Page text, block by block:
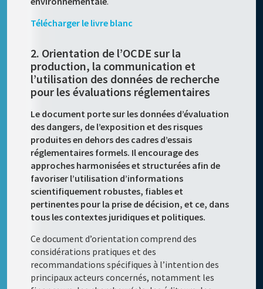
Télécharger le livre blanc
2. Orientation de l’OCDE sur la
production, la communication et
l’utilisation des données de recherche
pour les évaluations réglementaires
Le document porte sur les données d’évaluation
des dangers, de l’exposition et des risques
produites en dehors des cadres d’essais
réglementaires formels. Il encourage des
approches harmonisées et structurées afin de
favoriser l’utilisation d’informations
scientifiquement robustes, fiables et
pertinentes pour la prise de décision, et ce, dans
tous les contextes juridiques et politiques.
Ce document d’orientation comprend des
considérations pratiques et des
recommandations spécifiques à l’intention des
principaux acteurs concernés, notamment les